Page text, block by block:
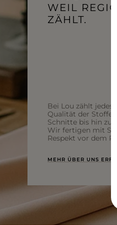
WEIL
ZÄHLT.
Bei Lou zählt jedes
Qualität der Stoffe
Schnitte bis hin
Wir fertigen mit
Respekt vor dem
MEHR ÜBER UNS